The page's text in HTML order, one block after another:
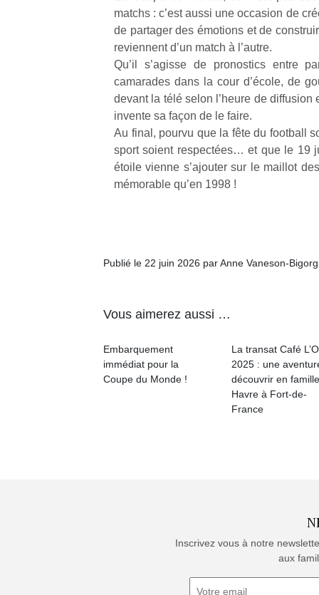
matchs : c’est aussi une occasion de
de partager des émotions et de
reviennent d’un match à l’autre.
Qu’il s’agisse de pronostics entre
camarades dans la cour d’école, de
devant la télé selon l’heure de
invente sa façon de le faire.
Au final, pourvu que la fête du football
sport soient respectées… et que le 19
étoile vienne s’ajouter sur le maillot
mémorable qu’en 1998 !
Publié le 22 juin 2026 par Anne Vaneson-
Vous aimerez aussi …
Embarquement
immédiat pour la
Coupe du Monde !
La transat Café
2025 : une
découvrir en
Havre à Fort-de-
France
Inscrivez vous à notre
aux